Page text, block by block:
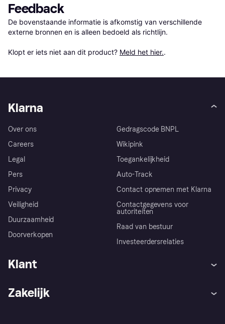
Feedback
De bovenstaande informatie is afkomstig van verschillende
externe bronnen en is alleen bedoeld als richtlijn.
Klopt er iets niet aan dit product? Meld het hier..
Klarna
Over ons
Careers
Legal
Pers
Privacy
Veiligheid
Duurzaamheid
Doorverkopen
Gedragscode BNPL
Wikipink
Toegankelijkheid
Auto-Track
Contact opnemen met Klarna
Contactgegevens voor
autoriteiten
Raad van bestuur
Investeerdersrelaties
Klant
Zakelijk